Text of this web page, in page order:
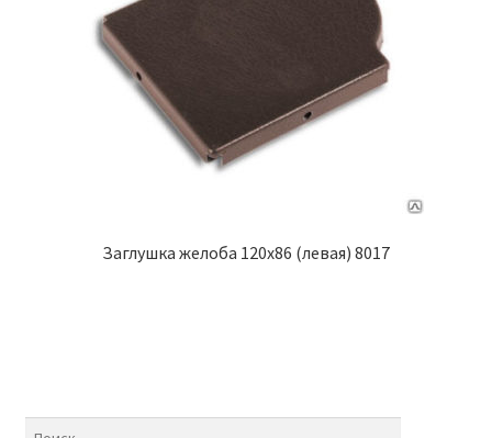
Заглушка желоба 120х86 (левая) 8017